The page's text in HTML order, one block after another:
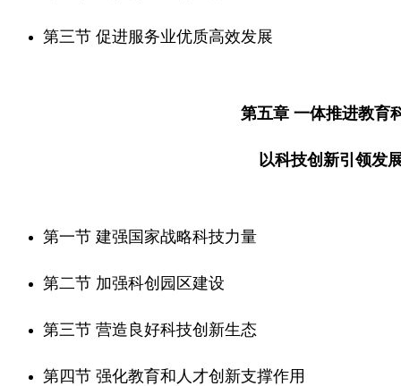
第三节 促进服务业优质高效发展
第五章 一体推进教育
以科技创新引领发
第一节 建强国家战略科技力量
第二节 加强科创园区建设
第三节 营造良好科技创新生态
第四节 强化教育和人才创新支撑作用